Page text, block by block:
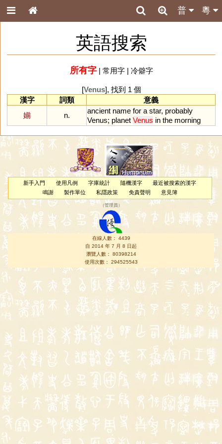
粵
普
英語搜索
所有字| 常用字| 冷僻字
[Venus], 找到 1 個
漢字
詞類
意義
媊
n.
ancient name for a star, probably
Venus; planet Venus in the morning
新手入門 使用凡例 字庫統計 隨機漢字
最近被搜索的漢字
鳴謝
製作單位 私隱政策 免責聲明 意見簿
（管理員 ）
在線人數： 4439
自 2014 年 7 月 8 日起
瀏覽人數： 80398214
使用次數： 294525543